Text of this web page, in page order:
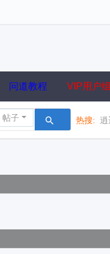
问道教程 VIP用户
帖子 热搜: 逍